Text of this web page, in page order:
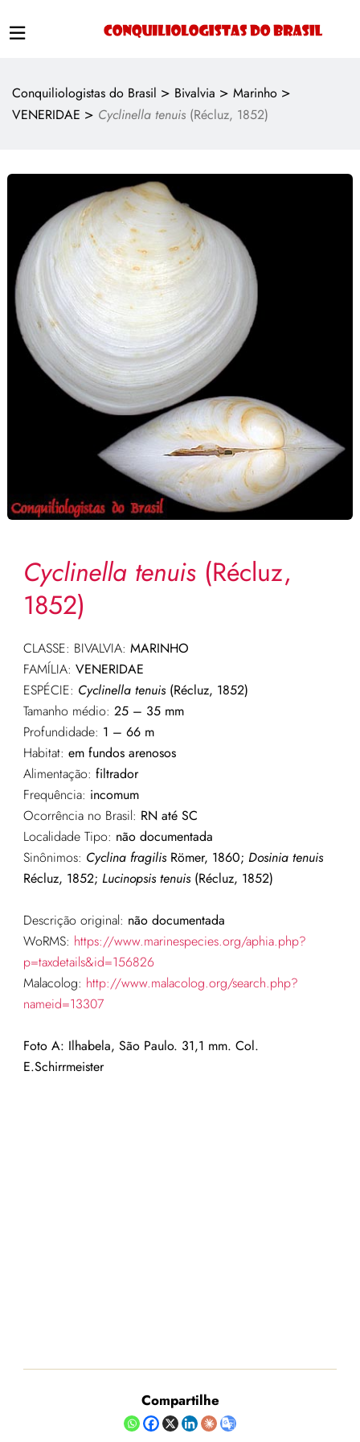
Conquiliologistas do Brasil > Bivalvia > Marinho >
VENERIDAE > Cyclinella tenuis (Récluz, 1852)
Cyclinella tenuis(Récluz,
1852)
CLASSE: BIVALVIA: MARINHO
FAMÍLIA: VENERIDAE
ESPÉCIE: Cyclinella tenuis(Récluz, 1852)
Tamanho médio: 25 – 35 mm
Profundidade: 1 – 66 m
Habitat: em fundos arenosos
Alimentação: filtrador
Frequência: incomum
Ocorrência no Brasil: RN até SC
Localidade Tipo: não documentada
Sinônimos: Cyclina fragilisRömer, 1860; Dosinia tenuis
Récluz, 1852; Lucinopsis tenuis(Récluz, 1852)
Descrição original: não documentada
WoRMS: https://www.marinespecies.org/aphia.php?
p=taxdetails&id=156826
Malacolog: http://www.malacolog.org/search.php?
nameid=13307
Foto A: Ilhabela, São Paulo. 31,1 mm. Col.
E.Schirrmeister
Compartilhe